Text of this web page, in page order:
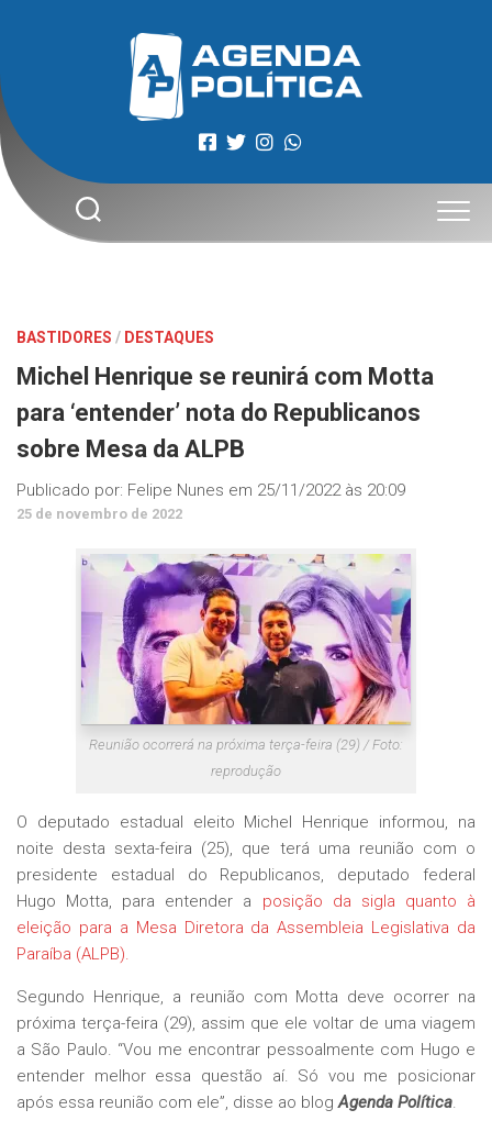
BASTIDORES / DESTAQUES
Michel Henrique se reunirá com Motta
para ‘entender’ nota do Republicanos
sobre Mesa da ALPB
Publicado por: Felipe Nunes em 25/11/2022 às 20:09
25 de novembro de 2022
Reunião ocorrerá na próxima terça-feira (29) / Foto:
reprodução
O deputado estadual eleito Michel Henrique informou, na
noite desta sexta-feira (25), que terá uma reunião com o
presidente estadual do Republicanos, deputado federal
Hugo Motta, para entender a posição da sigla quanto à
eleição para a Mesa Diretora da Assembleia Legislativa da
Paraíba (ALPB).
Segundo Henrique, a reunião com Motta deve ocorrer na
próxima terça-feira (29), assim que ele voltar de uma viagem
a São Paulo. “Vou me encontrar pessoalmente com Hugo e
entender melhor essa questão aí. Só vou me posicionar
após essa reunião com ele”, disse ao blogAgenda Política.